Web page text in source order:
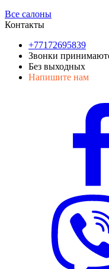
Все салоны
Контакты
+77172695839
Звонки
Без выходных
Напишите нам